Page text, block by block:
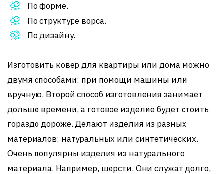
По форме.
По структуре ворса.
По дизайну.
Изготовить ковер для квартиры или дома можно
двумя способами: при помощи машины или
вручную. Второй способ изготовления занимает
дольше времени, а готовое изделие будет стоить
гораздо дороже. Делают изделия из разных
материалов: натуральных или синтетических.
Очень популярны изделия из натурального
материала. Например, шерсти. Они служат долго,